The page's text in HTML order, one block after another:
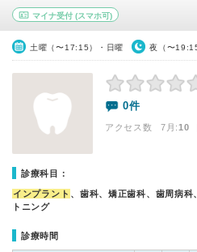
マイナ受付 (スマホ可)
土曜（〜17:15）・日曜 夜（〜19:15
0件
アクセス数 7月:10
診療科目：
インプラント 、歯科、矯正歯科、歯周病
トニング
診療時間